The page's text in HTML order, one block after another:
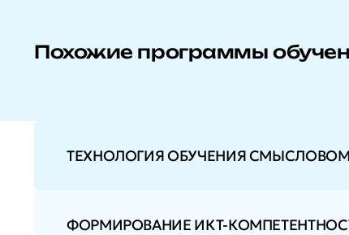
Похожие программы
ТЕХНОЛОГИЯ ОБУЧЕНИЯ
ФОРМИРОВАНИЕ ИКТ-